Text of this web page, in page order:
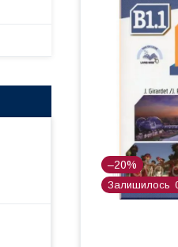
–20%
Залишилось